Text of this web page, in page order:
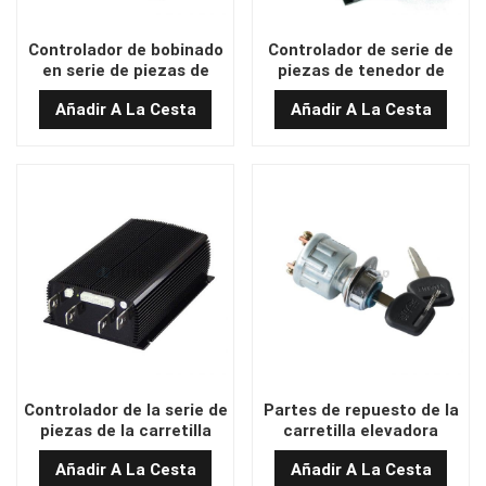
Controlador de bobinado
en serie de piezas de
montacargas de 36-48 V
1219-8406 (600 A)
Añadir A La Cesta
Controlador de serie de
piezas de tenedor de
carretillas elevadoras 36-
48V 500A DQKC-015
Añadir A La Cesta
Controlador de la serie de
piezas de la carretilla
elevadora 500A DQKC-
015
Añadir A La Cesta
Partes de repuesto de la
carretilla elevadora
JK404C-1/Yuanli Switch
Key Switch
Añadir A La Cesta